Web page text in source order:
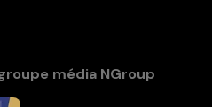
média NGroup